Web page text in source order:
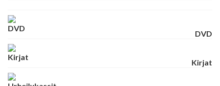
DVD
Kirjat